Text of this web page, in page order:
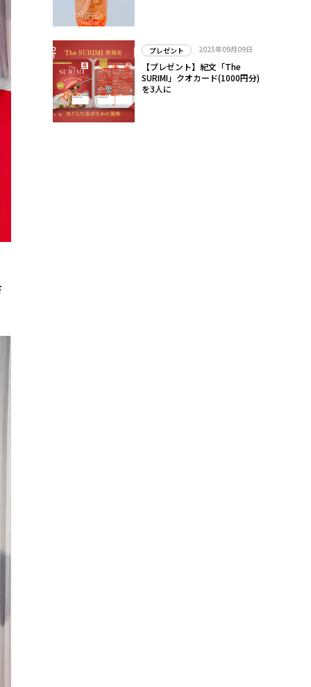
プレゼント 2025年09月09日
【プレゼント】紀文「The
SURIMI」クオカード(1000円分)
を3人に